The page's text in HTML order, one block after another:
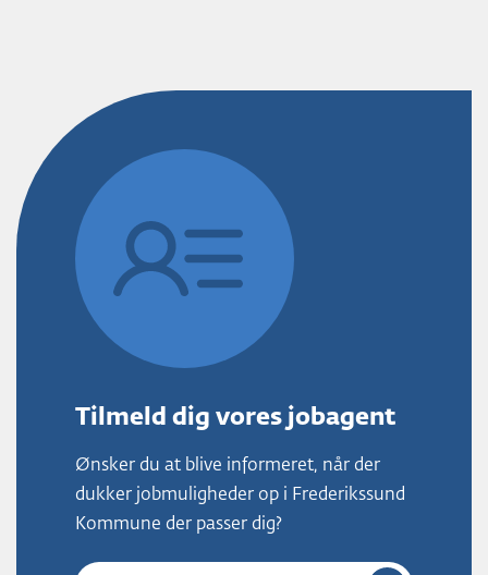
Tilmeld dig vores jobagent
Ønsker du at blive informeret, når der
dukker jobmuligheder op i Frederikssund
Kommune der passer dig?